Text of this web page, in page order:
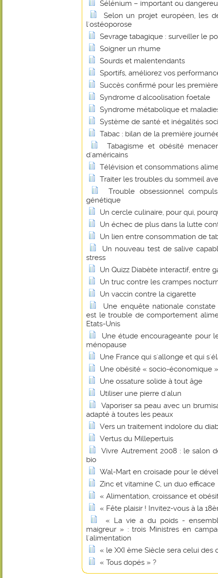
Sélénium – important ou
Selon un projet européen, les
l'ostéoporose
Sevrage tabagique : surveiller le
Soigner un rhume
Sourds et malentendants
Sportifs, améliorez vos
Succès confirmé pour les
Syndrome d'alcoolisation foetale
Syndrome métabolique et
Système de santé et inégalités
Tabac : bilan de la première
Tabagisme et obésité
d'américains
Télévision et consommations
Traiter les troubles du sommeil
Trouble obsessionnel
génétique
Un cercle culinaire, pour qui,
Un échec de plus dans la lutte
Un lien entre consommation de
Un nouveau test de salive
stress
Un Quizz Diabète interactif, entre
Un truc contre les crampes
Un vaccin contre la cigarette
Une enquête nationale
est le trouble de comportement
Etats-Unis
Une étude encourageante pour
ménopause
Une France qui s'allonge et qui
Une obésité « socio-économique
Une ossature solide à tout âge
Utiliser une pierre d'alun
Vaporiser sa peau avec un
adapté à toutes les peaux
Vers un traitement indolore du
Vertus du Millepertuis
Vivre Autrement 2008 : le salon
bio
Wal-Mart en croisade pour le
Zinc et vitamine C, un duo efficace
« Alimentation, croissance et
« Fête plaisir ! Invitez-vous à la
« La vie a du poids -
maigreur » : trois Ministres en
l'alimentation
« le XXI ème Siècle sera celui des
« Tous dopés » ?